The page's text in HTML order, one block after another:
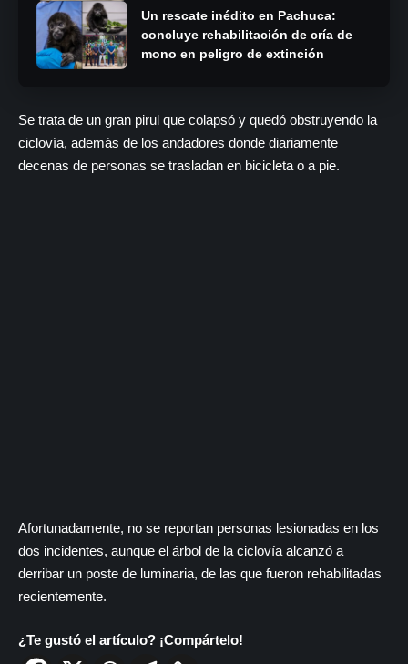
Un rescate inédito en Pachuca:
concluye rehabilitación de cría de
mono en peligro de extinción
Se trata de un gran pirul que colapsó y quedó obstruyendo la
ciclovía, además de los andadores donde diariamente
decenas de personas se trasladan en bicicleta o a pie.
Afortunadamente, no se reportan personas lesionadas en los
dos incidentes, aunque el árbol de la ciclovía alcanzó a
derribar un poste de luminaria, de las que fueron rehabilitadas
recientemente.
¿Te gustó el artículo? ¡Compártelo!